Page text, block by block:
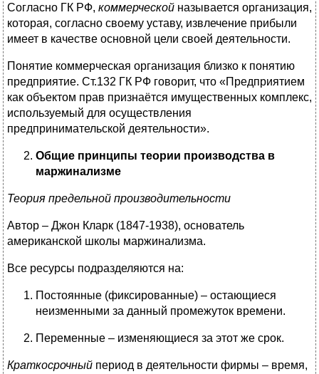
Согласно ГК РФ, коммерческой называется организация,
которая, согласно своему уставу, извлечение прибыли
имеет в качестве основной цели своей деятельности.
Понятие коммерческая организация близко к понятию
предприятие. Ст.132 ГК РФ говорит, что «Предприятием
как объектом прав признаётся имущественных комплекс,
используемый для осуществления
предпринимательской деятельности».
Общие принципы теории производства в
маржинализме
Теория предельной производительности
Автор – Джон Кларк (1847-1938), основатель
американской школы маржинализма.
Все ресурсы подразделяются на:
Постоянные (фиксированные) – остающиеся
неизменными за данный промежуток времени.
Переменные – изменяющиеся за этот же срок.
Краткосрочный период в деятельности фирмы – время,